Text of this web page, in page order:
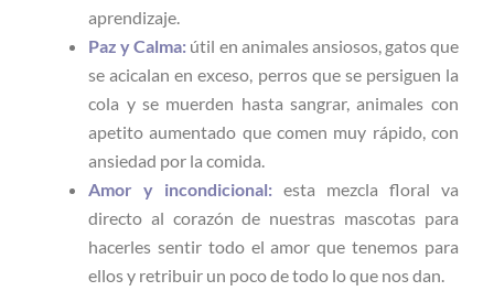
aprendizaje.
Paz y Calma: útil en animales ansiosos, gatos que
se acicalan en exceso, perros que se persiguen la
cola y se muerden hasta sangrar, animales con
apetito aumentado que comen muy rápido, con
ansiedad por la comida.
Amor y incondicional: esta mezcla floral va
directo al corazón de nuestras mascotas para
hacerles sentir todo el amor que tenemos para
ellos y retribuir un poco de todo lo que nos dan.